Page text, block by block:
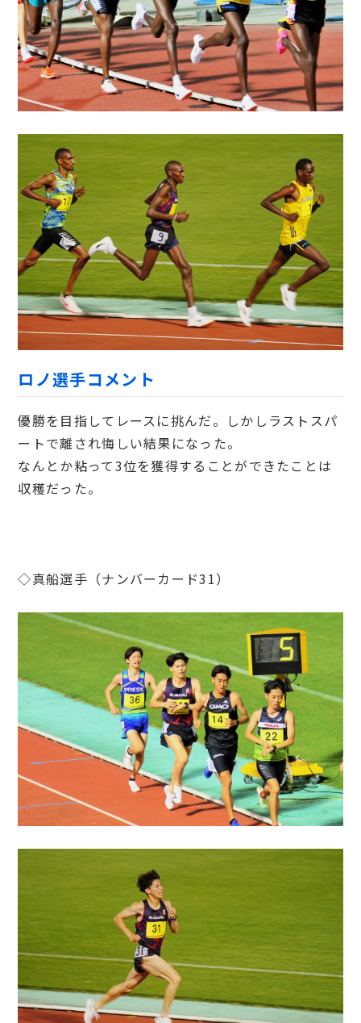
ロノ選手コメント
優勝を目指してレースに挑んだ。しかしラストスパ
ートで離され悔しい結果になった。
なんとか粘って3位を獲得することができたことは
収穫だった。
◇真船選手（ナンバーカード31）